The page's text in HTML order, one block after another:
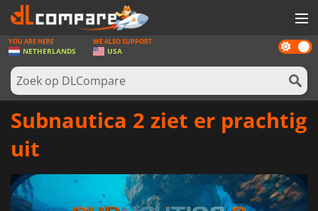
SPELLEN
GAME CARDS
SOFTWARE
LOG IN OF REGISTREER
Dark
mode
YOU ARE HERE
NETHERLANDS
WE ALSO SUPPORT
USA
Subnautica 2 ziet er prachtig
uit